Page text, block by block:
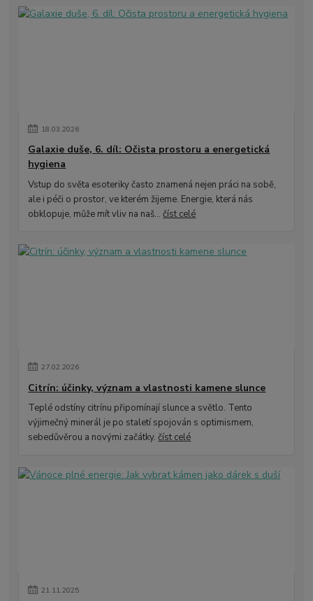
18.03.2026
Galaxie duše, 6. díl: Očista prostoru a energetická
hygiena
Vstup do světa esoteriky často znamená nejen práci na sobě,
ale i péči o prostor, ve kterém žijeme. Energie, která nás
obklopuje, může mít vliv na naš...číst celé
27.02.2026
Citrín: účinky, význam a vlastnosti kamene slunce
Teplé odstíny citrínu připomínají slunce a světlo. Tento
výjimečný minerál je po staletí spojován s optimismem,
sebedůvěrou a novými začátky.číst celé
21.11.2025